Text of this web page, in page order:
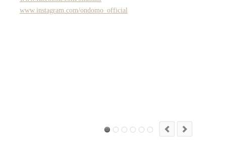
www.instagram.com/ondomo_official